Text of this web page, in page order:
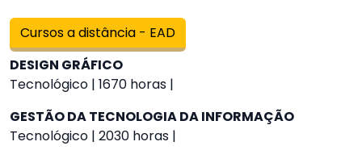
Cursos a distância - EAD
DESIGN GRÁFICO
Tecnológico | 1670 horas |
GESTÃO DA TECNOLOGIA DA INFORMAÇÃO
Tecnológico | 2030 horas |